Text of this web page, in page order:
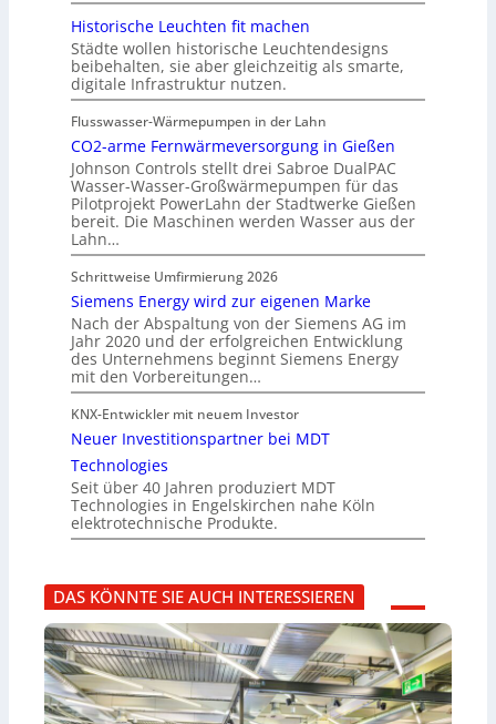
Historische Leuchten fit machen
Städte wollen historische Leuchtendesigns
beibehalten, sie aber gleichzeitig als smarte,
digitale Infrastruktur nutzen.
Flusswasser-Wärmepumpen in der Lahn
CO2-arme Fernwärmeversorgung in Gießen
Johnson Controls stellt drei Sabroe DualPAC
Wasser-Wasser-Großwärmepumpen für das
Pilotprojekt PowerLahn der Stadtwerke Gießen
bereit. Die Maschinen werden Wasser aus der
Lahn…
Schrittweise Umfirmierung 2026
Siemens Energy wird zur eigenen Marke
Nach der Abspaltung von der Siemens AG im
Jahr 2020 und der erfolgreichen Entwicklung
des Unternehmens beginnt Siemens Energy
mit den Vorbereitungen…
KNX-Entwickler mit neuem Investor
Neuer Investitionspartner bei MDT
Technologies
Seit über 40 Jahren produziert MDT
Technologies in Engelskirchen nahe Köln
elektrotechnische Produkte.
DAS KÖNNTE SIE AUCH INTERESSIEREN